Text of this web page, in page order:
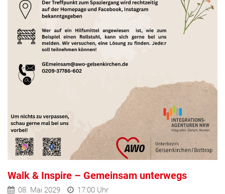
Walk & Inspire – Gemeinsam unterwegs
08. Mai 2029 17:00 Uhr